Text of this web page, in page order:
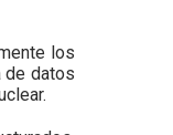
los
de datos